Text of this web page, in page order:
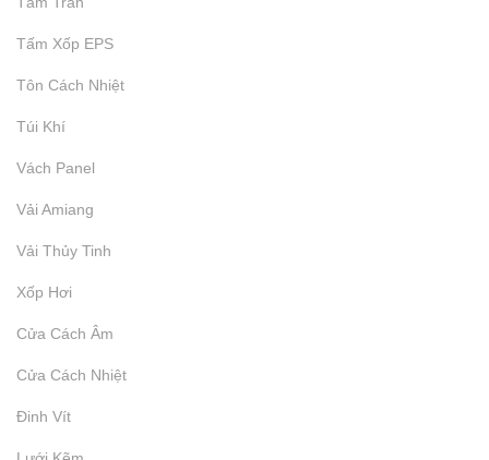
₫
Tấm Xốp EPS
Tôn Cách Nhiệt
Túi Khí
Vách Panel
Vải Amiang
Vải Thủy Tinh
Xốp Hơi
Cửa Cách Âm
Cửa Cách Nhiệt
Đinh Vít